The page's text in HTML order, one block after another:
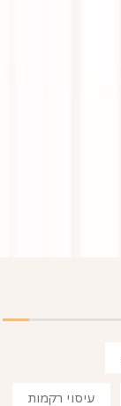
עיסוי רקמות